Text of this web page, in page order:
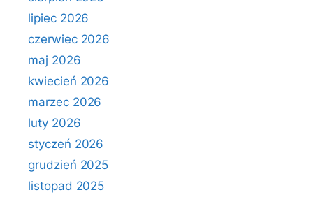
lipiec 2026
czerwiec 2026
maj 2026
kwiecień 2026
marzec 2026
luty 2026
styczeń 2026
grudzień 2025
listopad 2025